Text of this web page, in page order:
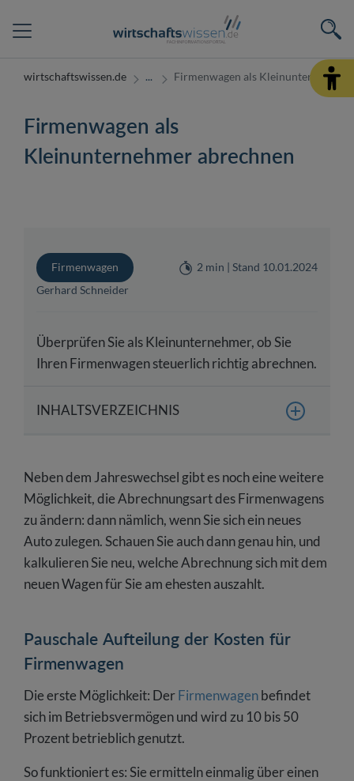
wirtschaftswissen.de Firmenwagen als Kleinunternehmer
Firmenwagen als
Kleinunternehmer abrechnen
Firmenwagen
2 min | Stand 10.01.2024
Gerhard Schneider
Überprüfen Sie als Kleinunternehmer, ob Sie
Ihren Firmenwagen steuerlich richtig abrechnen.
INHALTSVERZEICHNIS
Firmenwagen als Kleinanleger – Abrechnung mit
Neben dem Jahreswechsel gibt es noch eine weitere
Möglichkeit, die Abrechnungsart des Firmenwagens
zu ändern: dann nämlich, wenn Sie sich ein neues
Auto zulegen. Schauen Sie auch dann genau hin, und
kalkulieren Sie neu, welche Abrechnung sich mit dem
neuen Wagen für Sie am ehesten auszahlt.
Pauschale Aufteilung der Kosten für
Firmenwagen
Die erste Möglichkeit: DerFirmenwagenbefindet
sich im Betriebsvermögen und wird zu 10 bis 50
Prozent betrieblich genutzt.
So funktioniert es: Sie ermitteln einmalig über einen